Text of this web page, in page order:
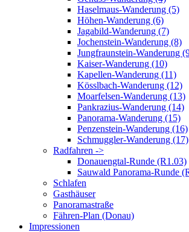
Haselmaus-Wanderung (5)
Höhen-Wanderung (6)
Jagabild-Wanderung (7)
Jochenstein-Wanderung (8)
Jungfraunstein-Wanderung
Kaiser-Wanderung (10)
Kapellen-Wanderung (11)
Kösslbach-Wanderung (12)
Moarfelsen-Wanderung (13)
Pankrazius-Wanderung (14)
Panorama-Wanderung (15)
Penzenstein-Wanderung (16)
Schmuggler-Wanderung (17)
Radfahren ->
Donauengtal-Runde (R1.03)
Sauwald Panorama-Runde
Schlafen
Gasthäuser
Panoramastraße
Fähren-Plan (Donau)
Impressionen